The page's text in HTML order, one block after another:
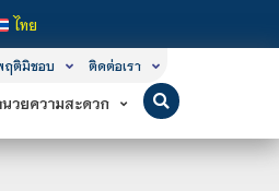
งรัฐ เปิดหลักสูตรการเรียนการสอน 3 ระดั
ไทย
ฤติมิชอบ ติดต่อเรา
นวยความสะดวก